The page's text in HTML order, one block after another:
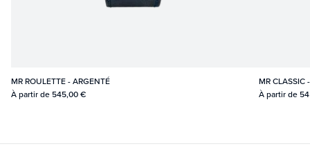
MR ROULETTE - ARGENTÉ
À partir de 545,00 €
MR CLASSIC
À partir de